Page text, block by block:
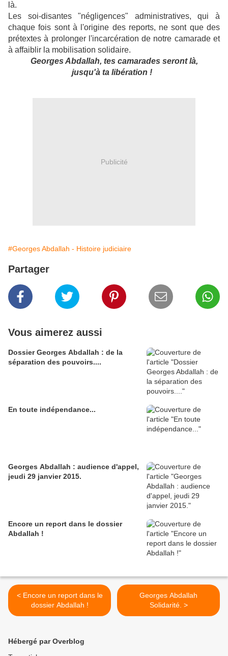
là.
Les soi-disantes "négligences" administratives, qui à
chaque fois sont à l'origine des reports, ne sont que des
prétextes à prolonger l'incarcération de notre camarade et
à affaiblir la mobilisation solidaire.
Georges Abdallah, tes camarades seront là,
jusqu'à ta libération !
Publicité
#Georges Abdallah - Histoire judiciaire
Partager
Vous aimerez aussi
Dossier Georges Abdallah : de la
séparation des pouvoirs....
En toute indépendance...
Georges Abdallah : audience d'appel,
jeudi 29 janvier 2015.
Encore un report dans le dossier
Abdallah !
< Encore un report dans le
dossier Abdallah !
Georges Abdallah
Solidarité. >
Hébergé par Overblog